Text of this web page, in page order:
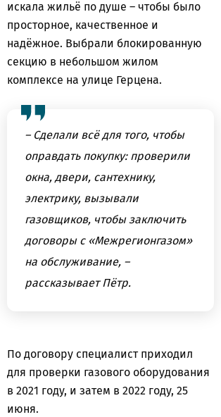
искала жильё по душе – чтобы было
просторное, качественное и
надёжное. Выбрали блокированную
секцию в небольшом жилом
комплексе на улице Герцена.
– Сделали всё для того, чтобы
оправдать покупку: проверили
окна, двери, сантехнику,
электрику, вызывали
газовщиков, чтобы заключить
договоры с «Межрегионгазом»
на обслуживание, –
рассказывает Пётр.
По договору специалист приходил
для проверки газового оборудования
в 2021 году, и затем в 2022 году, 25
июня.